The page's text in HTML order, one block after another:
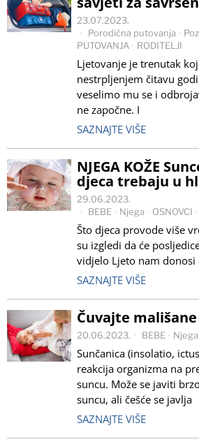
23.07.2023.
Porodična putovanja ·
PUTOVANJA · RODITELJI
Ljetovanje je trenutak
nestrpljenjem čitavu
veselimo mu se i
ne započne. I
SAZNAJTE VIŠE
NJEGA KOŽE
djeca trebaju u
29.06.2023.
BEBE · Njega · OSNOVCI ·
Što djeca provode više
su izgledi da će
vidjelo Ljeto nam donosi
SAZNAJTE VIŠE
Čuvajte
20.06.2023. BEBE · Njega
Sunčanica (insolatio,
reakcija organizma na
suncu. Može se javiti
suncu, ali češće se javlja
SAZNAJTE VIŠE